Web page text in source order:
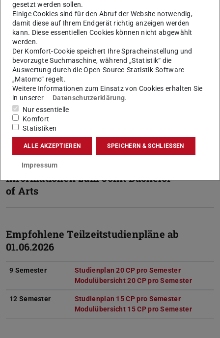
120 CP
Arbeitsaufwand:360 Stunden
Frist:24 Wochen
Hinweis
Das Fach kann nur zusammen
mit einem der folgenden Fächer
belegt werden:
Geschichte(wird in neuem
Philosophie
Informationen zum Joint Bachelor
of Arts
Empfohlene Teilzeitstudienpläne ab
01.06.2026
9 Semester Studienplan 20 CP pro Semester(PDF-Datei)
(wird in
Modulübersicht 20 CP pro Semester(PDF-
(wird in
12 Semester Studienplan 15 CP pro Semester(PDF-Datei)
(wird in
Modulübersicht 15 CP pro Semester(PDF-
(wird in
gesetzt werden sollen.
Einige Cookies sind für den Abruf der Website notwendig,
damit diese auf Ihrem Endgerät richtig anzeigen werden
kann. Diese essentiellen Cookies können nicht abgewählt
werden.
Der Komfort-Cookie speichert Ihre Spracheinstellung und
bevorzugte Suchmaschine, während „Statistik“ die
Auswertung durch die Open-Source-Statistik-Software
„Matomo“ regelt.
Weitere Informationen zum Einsatz von Cookies erhalten Sie
in unserer
Datenschutzerklärung.
Nur essentielle
Komfort
Statistiken
ALLE AKZEPTIEREN SPEICHERN & SCHLIESSEN
Impressum